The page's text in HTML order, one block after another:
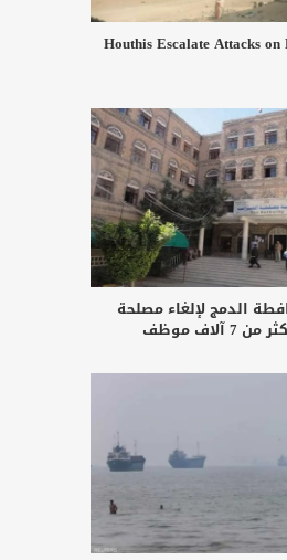
Houthis Escalate Attacks
الدمج لإلغاء مصلحة
موظف